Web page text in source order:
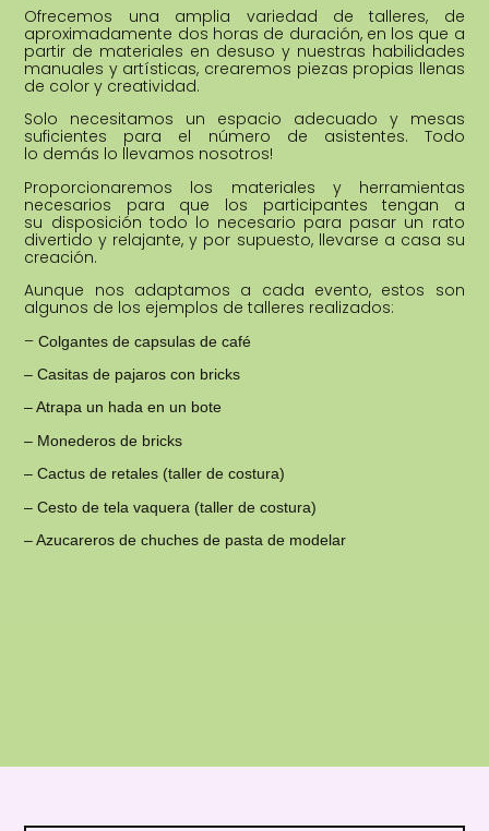
Ofrecemos una amplia variedad de talleres, de
aproximadamente dos horas de duración, en los que a
partir de materiales en desuso y nuestras habilidades
manuales y artísticas, crearemos piezas propias llenas
de color y creatividad.
Solo necesitamos un espacio adecuado y mesas
suficientes para el número de asistentes. Todo
lo demás lo llevamos nosotros!
Proporcionaremos los materiales y herramientas
necesarios para que los participantes tengan a
su disposición todo lo necesario para pasar un rato
divertido y relajante, y por supuesto, llevarse a casa su
creación.
Aunque nos adaptamos a cada evento, estos son
algunos de los ejemplos de talleres realizados:
–Colgantes de capsulas de café
– Casitas de pajaros con bricks
– Atrapa un hada en un bote
– Monederos de bricks
– Cactus de retales (taller de costura)
– Cesto de tela vaquera (taller de costura)
– Azucareros de chuches de pasta de modelar